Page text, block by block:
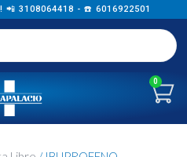
3108064418 - ☎️ 6016922501
0